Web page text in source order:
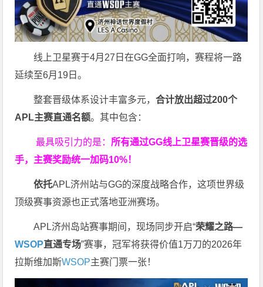
线上卫星赛于4月27日在GG全面打响，赛程将一路
延续至6月19日。
整套晋级体系设计丰富多元，合计放出超过200个
APL主赛直通名额。其中包含：
最具吸引力的是： 所有通过GG线上卫星赛晋级的选
手，主赛奖励统一加码10%！
依托APL济州站与GG的深度战略合作，这项世界级
顶级赛事资源也正式落地亚洲赛场。
APL济州岛站赛事期间，现场同步开启“荣耀之路—
WSOP直通专场”赛事，冠军将获得价值1万刀的2026年
拉斯维加斯WSOP主赛门票一张！